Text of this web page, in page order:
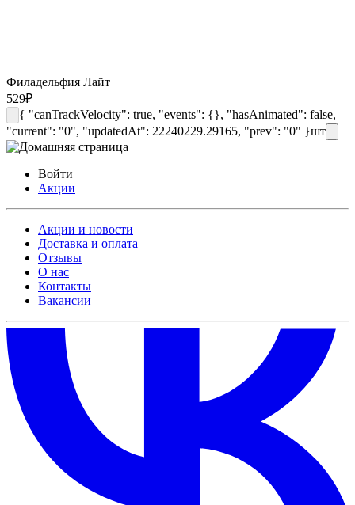
Филадельфия Лайт
529₽
{ "canTrackVelocity": true, "events": {}, "hasAnimated": false,
"current": "0", "updatedAt": 22240229.29165, "prev": "0" }шт
Войти
Акции
Акции и новости
Доставка и оплата
Отзывы
О нас
Контакты
Вакансии